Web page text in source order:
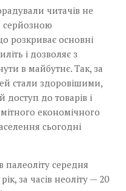
читачів не
серйозною
розкриває основні
і дозволяє з
в майбутнє. Так, за
стали здоровішими,
до товарів і
економічного
сьогодні
палеоліту середня
за часів неоліту — 20